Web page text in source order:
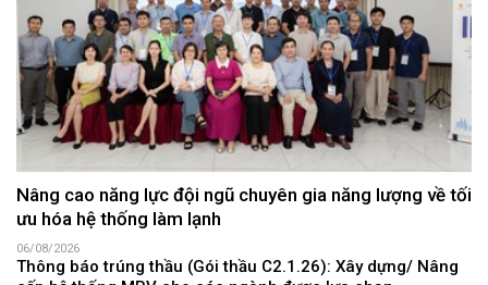
Nâng cao năng lực đội ngũ chuyên gia năng lượng về tối
ưu hóa hệ thống làm lạnh
06/08/2026
Thông báo trúng thầu (Gói thầu C2.1.26): Xây dựng/ Nâng